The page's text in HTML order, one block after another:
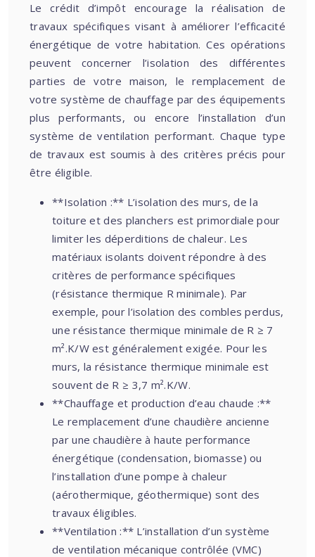
Le crédit d’impôt encourage la réalisation de
travaux spécifiques visant à améliorer l’efficacité
énergétique de votre habitation. Ces opérations
peuvent concerner l’isolation des différentes
parties de votre maison, le remplacement de
votre système de chauffage par des équipements
plus performants, ou encore l’installation d’un
système de ventilation performant. Chaque type
de travaux est soumis à des critères précis pour
être éligible.
**Isolation :** L’isolation des murs, de la
toiture et des planchers est primordiale pour
limiter les déperditions de chaleur. Les
matériaux isolants doivent répondre à des
critères de performance spécifiques
(résistance thermique R minimale). Par
exemple, pour l’isolation des combles perdus,
une résistance thermique minimale de R ≥ 7
m².K/W est généralement exigée. Pour les
murs, la résistance thermique minimale est
souvent de R ≥ 3,7 m².K/W.
**Chauffage et production d’eau chaude :**
Le remplacement d’une chaudière ancienne
par une chaudière à haute performance
énergétique (condensation, biomasse) ou
l’installation d’une pompe à chaleur
(aérothermique, géothermique) sont des
travaux éligibles.
**Ventilation :** L’installation d’un système
de ventilation mécanique contrôlée (VMC)